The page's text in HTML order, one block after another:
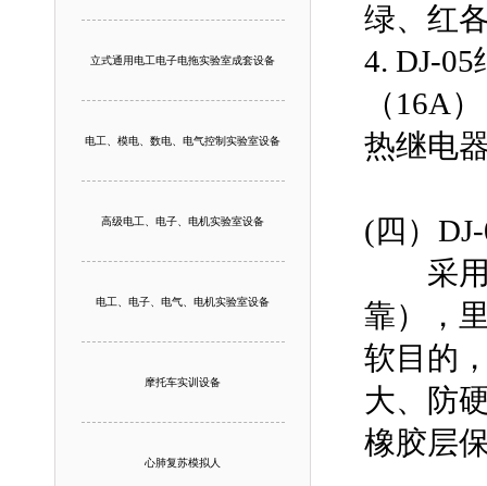
立式通用电工电子电拖实验室成套设备
电工、模电、数电、电气控制实验室设备
高级电工、电子、电机实验室设备
电工、电子、电气、电机实验室设备
摩托车实训设备
心肺复苏模拟人
绿、红
4. DJ-
（16A
热继电
(四）
采用
靠），
软目的
大、防
橡胶层